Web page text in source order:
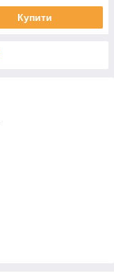
Купити